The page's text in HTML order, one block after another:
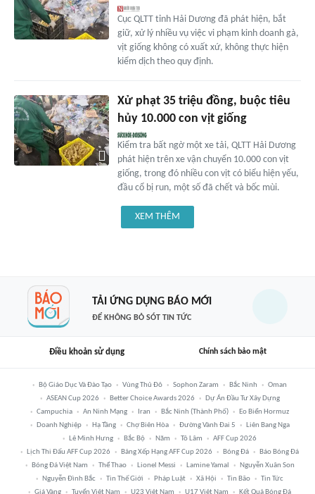
Cục QLTT tỉnh Hải Dương đã phát hiện, bắt
giữ, xử lý nhiều vụ việc vi phạm kinh doanh gà,
vịt giống không có xuất xứ, không thực hiện
kiểm dịch theo quy định.
Xử phạt 35 triệu đồng, buộc tiêu
hủy 10.000 con vịt giống
Kiểm tra bất ngờ một xe tải, QLTT Hải Dương
phát hiện trên xe vận chuyển 10.000 con vịt
giống, trong đó nhiều con vịt có biểu hiện yếu,
đầu cổ bị run, một số đã chết và bốc mùi.
XEM THÊM
TẢI ỨNG DỤNG BÁO MỚI
ĐỂ KHÔNG BỎ SÓT TIN TỨC
Điều khoản sử dụng Chính sách bảo mật
Bộ Giáo Dục Và Đào Tạo Vùng Thủ Đô Sophon Zaram Bắc Ninh
Oman
ASEAN Cup 2026
Better Choice Awards 2026
Dự Án Đầu Tư Xây Dựng
Campuchia
An Ninh Mạng Iran Bắc Ninh (thành Phố)
Eo Biển Hormuz
Doanh Nghiệp
Hạ Tầng Chợ Biên Hòa Đường Vành Đai 5
Liên Bang Nga
Lê Minh Hưng
Bắc Bộ Năm Tô Lâm
AFF Cup 2026
Lịch Thi Đấu AFF Cup 2026
Bảng Xếp Hạng AFF Cup 2026 Bóng Đá
Báo Bóng Đá
Bóng Đá Việt Nam
Thể Thao Lionel Messi Lamine Yamal
Nguyễn Xuân Son
Nguyễn Đình Bắc
Tin Thế Giới Pháp Luật Xã Hội Tin Bão
Tin Tức
Giá Vàng
Tuyển Việt Nam U23 Việt Nam U17 Việt Nam Kết Quả Bóng Đá